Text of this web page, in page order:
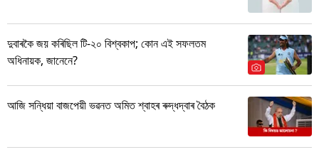
দুবাৰকৈ জয় কৰিছিল টি-২০ বিশ্বকাপ; কোন এই সফলতম
অধিনায়ক, জানেনে?
আজি সন্ধিয়া বাজপেয়ী ভৱনত অমিত শ্বাহৰ ৰুদ্ধদ্বাৰ বৈঠক